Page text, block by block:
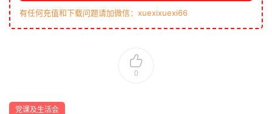
有任何充值和下载问题请加微信：xuexixuexi66
0
党课及生活会